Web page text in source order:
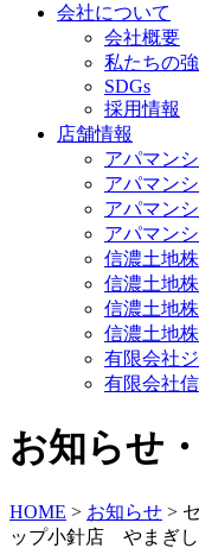
会社について
会社概要
私たちの
SDGs
採用情報
店舗情報
アパマン
アパマン
アパマン
アパマン
信濃土地
信濃土地
信濃土地
信濃土地
有限会社
有限会社
お知らせ
HOME > お知らせ >
ップ小針店 やまぎし